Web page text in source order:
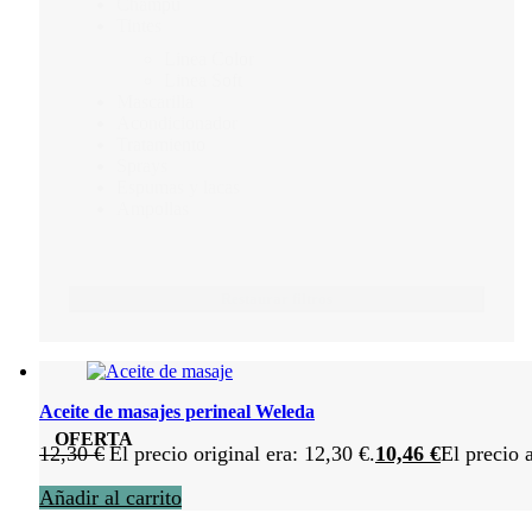
OFERTA
Aceite de masajes perineal Weleda
12,30€ El precio original era: 12,30 €.10,46 €El precio
Añadir al carrito